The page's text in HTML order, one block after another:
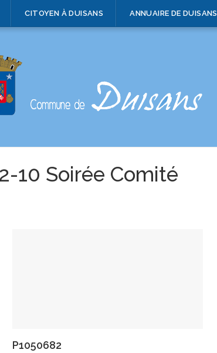
CITOYEN À DUISANS ANNUAIRE DE DUISANS
10 Soirée Comité
P1050682